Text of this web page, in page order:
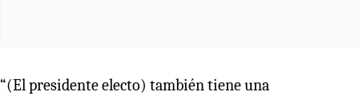
“(El presidente electo) también tiene una